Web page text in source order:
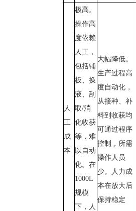
人
工
成
本
极高。
操作高
度依赖
人工，
包括铺
板、换
液、刮
取/消
化收获
等，难
以自动
化。在
1000L
规模
下，人
大幅降低。
生产过程高
度自动化，
从接种、补
料到收获均
可通过程序
控制，所需
操作人员
少。人力成
本在放大后
保持稳定